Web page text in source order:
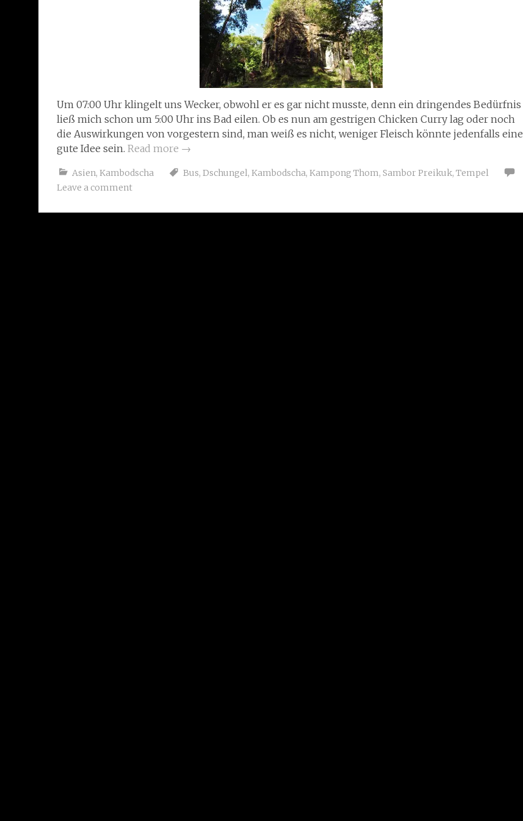
Um 07:00 Uhr klingelt uns Wecker, obwohl er es gar nicht musste, denn ein dringendes Bedürfnis
ließ mich schon um 5:00 Uhr ins Bad eilen. Ob es nun am gestrigen Chicken Curry lag oder noch
die Auswirkungen von vorgestern sind, man weiß es nicht, weniger Fleisch könnte jedenfalls eine
gute Idee sein. Read more →
Asien, Kambodscha Bus, Dschungel, Kambodscha, Kampong Thom, Sambor Preikuk, Tempel
Leave a comment